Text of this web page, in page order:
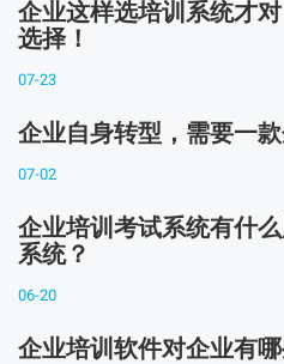
企业这样选培训系统才
选择！
07-23
企业自身转型，需要一款
07-02
企业培训考试系统有什
系统？
06-20
企业培训软件对企业有